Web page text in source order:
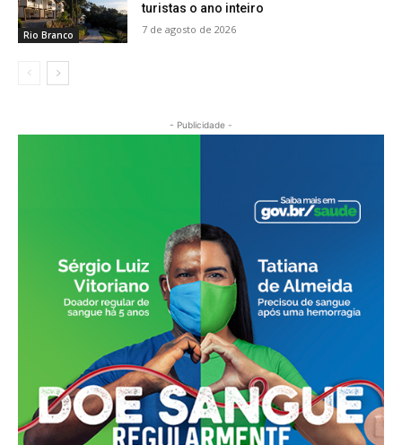
Rio Branco
turistas o ano inteiro
7 de agosto de 2026
- Publicidade -